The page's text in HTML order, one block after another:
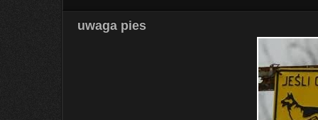
uwaga pies